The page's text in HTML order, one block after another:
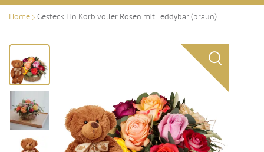
Home Gesteck Ein Korb voller Rosen mit Teddybär (braun)